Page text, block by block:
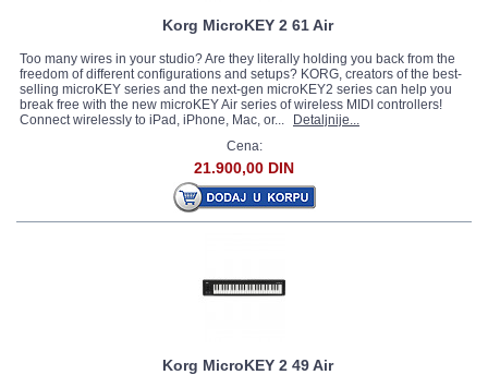
Korg MicroKEY 2 61 Air
Too many wires in your studio? Are they literally holding you back from the
freedom of different configurations and setups? KORG, creators of the best-
selling microKEY series and the next-gen microKEY2 series can help you
break free with the new microKEY Air series of wireless MIDI controllers!
Connect wirelessly to iPad, iPhone, Mac, or...
Detaljnije...
Cena:
21.900,00 DIN
Korg MicroKEY 2 49 Air